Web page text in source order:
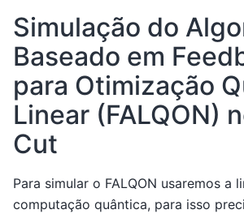
Simulação do
Baseado em
para Otimização
Linear (FALQON)
Cut
Para simular o FALQON usaremos a
computação quântica, para isso